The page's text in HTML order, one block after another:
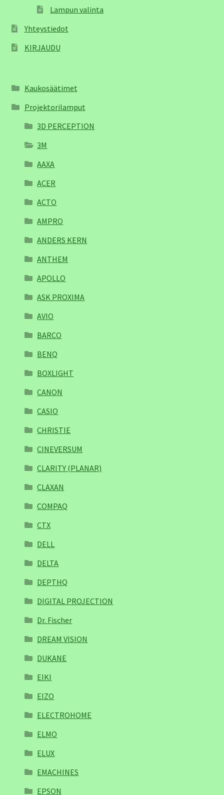
Lampun valinta
Yhteystiedot
KIRJAUDU
Kaukosäätimet
Projektorilamput
3D PERCEPTION
3M
AAXA
ACER
ACTO
AMPRO
ANDERS KERN
ANTHEM
APOLLO
ASK PROXIMA
AVIO
BARCO
BENQ
BOXLIGHT
CANON
CASIO
CHRISTIE
CINEVERSUM
CLARITY (PLANAR)
CLAXAN
COMPAQ
CTX
DELL
DELTA
DEPTHQ
DIGITAL PROJECTION
Dr. Fischer
DREAM VISION
DUKANE
EIKI
EIZO
ELECTROHOME
ELMO
ELUX
EMACHINES
EPSON